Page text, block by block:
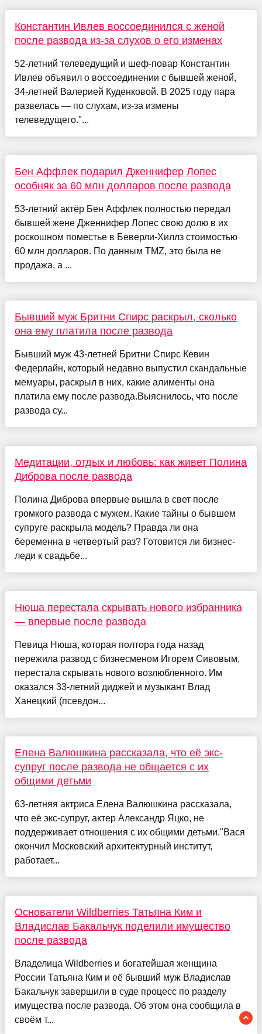
Константин Ивлев воссоединился с женой
после развода из-за слухов о его изменах
52-летний телеведущий и шеф-повар Константин
Ивлев объявил о воссоединении с бывшей женой,
34-летней Валерией Куденковой. В 2025 году пара
развелась — по слухам, из-за измены
телеведущего."...
Бен Аффлек подарил Дженнифер Лопес
особняк за 60 млн долларов после развода
53-летний актёр Бен Аффлек полностью передал
бывшей жене Дженнифер Лопес свою долю в их
роскошном поместье в Беверли-Хиллз стоимостью
60 млн долларов. По данным TMZ, это была не
продажа, а ...
Бывший муж Бритни Спирс раскрыл, сколько
она ему платила после развода
Бывший муж 43-летней Бритни Спирс Кевин
Федерлайн, который недавно выпустил скандальные
мемуары, раскрыл в них, какие алименты она
платила ему после развода.Выяснилось, что после
развода су...
Медитации, отдых и любовь: как живет Полина
Диброва после развода
Полина Диброва впервые вышла в свет после
громкого развода с мужем. Какие тайны о бывшем
супруге раскрыла модель? Правда ли она
беременна в четвертый раз? Готовится ли бизнес-
леди к свадьбе...
Нюша перестала скрывать нового избранника
— впервые после развода
Певица Нюша, которая полтора года назад
пережила развод с бизнесменом Игорем Сивовым,
перестала скрывать нового возлюбленного. Им
оказался 33-летний диджей и музыкант Влад
Ханецкий (псевдон...
Елена Валюшкина рассказала, что её экс-
супруг после развода не общается с их
общими детьми
63-летняя актриса Елена Валюшкина рассказала,
что её экс-супруг, актер Александр Яцко, не
поддерживает отношения с их общими детьми."Вася
окончил Московский архитектурный институт,
работает...
Основатели Wildberries Татьяна Ким и
Владислав Бакальчук поделили имущество
после развода
Владелица Wildberries и богатейшая женщина
России Татьяна Ким и её бывший муж Владислав
Бакальчук завершили в суде процесс по разделу
имущества после развода. Об этом она сообщила в
своём т...